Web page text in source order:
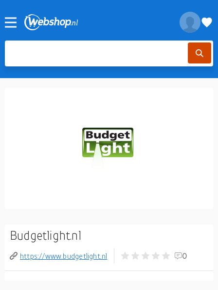
Budgetlight.nl
https://www.budgetlight.nl 0